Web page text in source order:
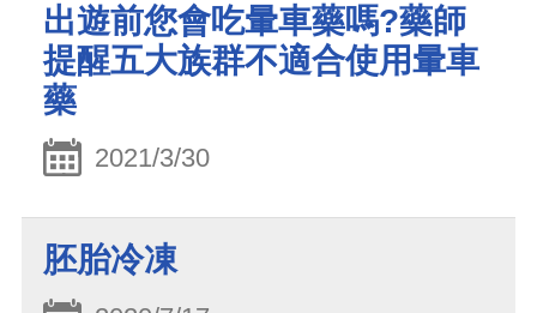
出遊前您會吃暈車藥嗎?藥師
提醒五大族群不適合使用暈車
藥
2021/3/30
胚胎冷凍